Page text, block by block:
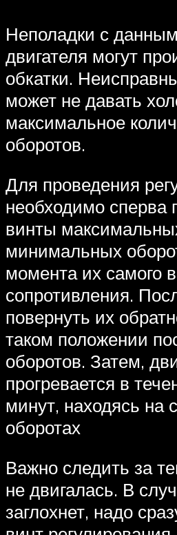
Неполадки с
двигателя могут
обкатки.
может не давать
максимальное
оборотов.
Для проведения
необходимо сперва
винты
минимальных
момента их самого
сопротивления.
повернуть их
таком положении
оборотов. Затем,
прогревается в
минут, находясь на
оборотах
Важно следить за
не двигалась. В
заглохнет, надо